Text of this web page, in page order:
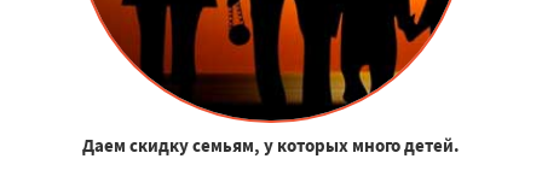
Даем скидку семьям, у которых много детей.